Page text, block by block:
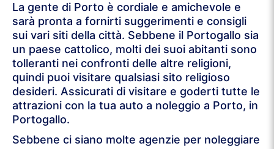
La gente di Porto è cordiale e amichevole e
sarà pronta a fornirti suggerimenti e consigli
sui vari siti della città. Sebbene il Portogallo sia
un paese cattolico, molti dei suoi abitanti sono
tolleranti nei confronti delle altre religioni,
quindi puoi visitare qualsiasi sito religioso
desideri. Assicurati di visitare e goderti tutte le
attrazioni con la tua auto a noleggio a Porto, in
Portogallo.
Sebbene ci siano molte agenzie per noleggiare